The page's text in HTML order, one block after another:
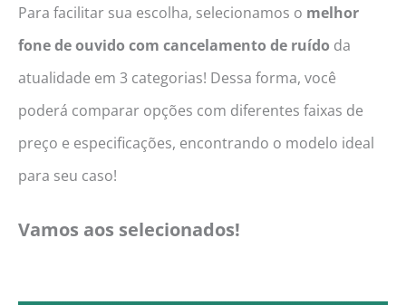
Para facilitar sua escolha, selecionamos o melhor
fone de ouvido com cancelamento de ruído da
atualidade em 3 categorias! Dessa forma, você
poderá comparar opções com diferentes faixas de
preço e especificações, encontrando o modelo ideal
para seu caso!
Vamos aos selecionados!